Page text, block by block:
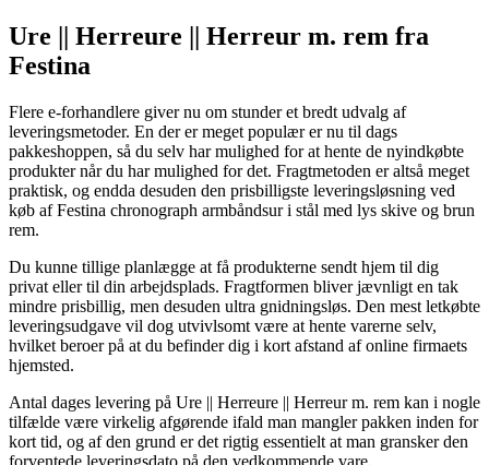
Ure || Herreure || Herreur m. rem fra
Festina
Flere e-forhandlere giver nu om stunder et bredt udvalg af
leveringsmetoder. En der er meget populær er nu til dags
pakkeshoppen, så du selv har mulighed for at hente de nyindkøbte
produkter når du har mulighed for det. Fragtmetoden er altså meget
praktisk, og endda desuden den prisbilligste leveringsløsning ved
køb af Festina chronograph armbåndsur i stål med lys skive og brun
rem.
Du kunne tillige planlægge at få produkterne sendt hjem til dig
privat eller til din arbejdsplads. Fragtformen bliver jævnligt en tak
mindre prisbillig, men desuden ultra gnidningsløs. Den mest letkøbte
leveringsudgave vil dog utvivlsomt være at hente varerne selv,
hvilket beroer på at du befinder dig i kort afstand af online firmaets
hjemsted.
Antal dages levering på Ure || Herreure || Herreur m. rem kan i nogle
tilfælde være virkelig afgørende ifald man mangler pakken inden for
kort tid, og af den grund er det rigtig essentielt at man gransker den
forventede leveringsdato på den vedkommende vare.